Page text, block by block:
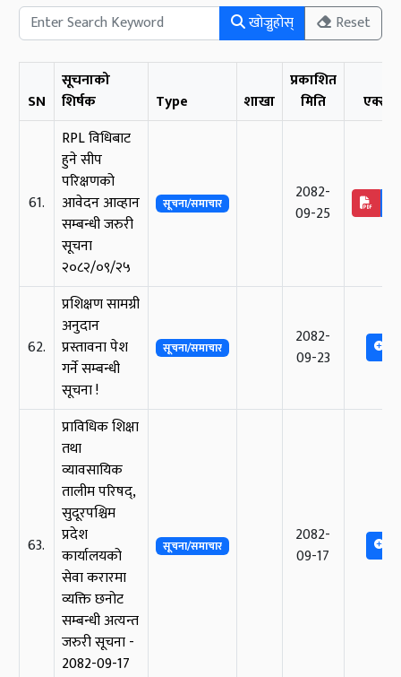
खोज्नुहोस् Reset
SN
सूचनाको
शिर्षक
Type शाखा
प्रकाशित
मिति
एक्सन
61.
RPL विधिबाट
हुने सीप
परिक्षणको
आवेदन आव्हान
सम्बन्धी जरुरी
सूचना
२०८२/०९/२५
सूचना/समाचार
2082-
09-25
62.
प्रशिक्षण सामग्री
अनुदान
प्रस्तावना पेश
गर्ने सम्बन्धी
सूचना !
सूचना/समाचार
2082-
09-23
63.
प्राविधिक शिक्षा
तथा
व्यावसायिक
तालीम परिषद्,
सुदूरपश्चिम
प्रदेश
कार्यालयको
सेवा करारमा
व्यक्ति छनोट
सम्बन्धी अत्यन्त
जरुरी सूचना -
2082-09-17
सूचना/समाचार
2082-
09-17